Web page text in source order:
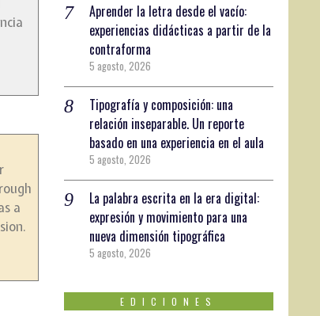
a
Aprender la letra desde el vacío:
experiencias didácticas a partir de la
contraforma
5 agosto, 2026
Tipografía y composición: una
relación inseparable. Un reporte
basado en una experiencia en el aula
5 agosto, 2026
La palabra escrita en la era digital:
expresión y movimiento para una
nueva dimensión tipográfica
5 agosto, 2026
EDICIONES